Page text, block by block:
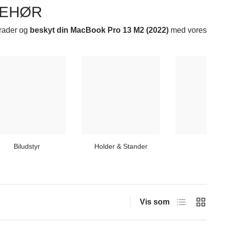
og beskyt din MacBook Pro 13 M2 (2022) med vores
Biludstyr Holder & Stander
Vis som Liste Gitter